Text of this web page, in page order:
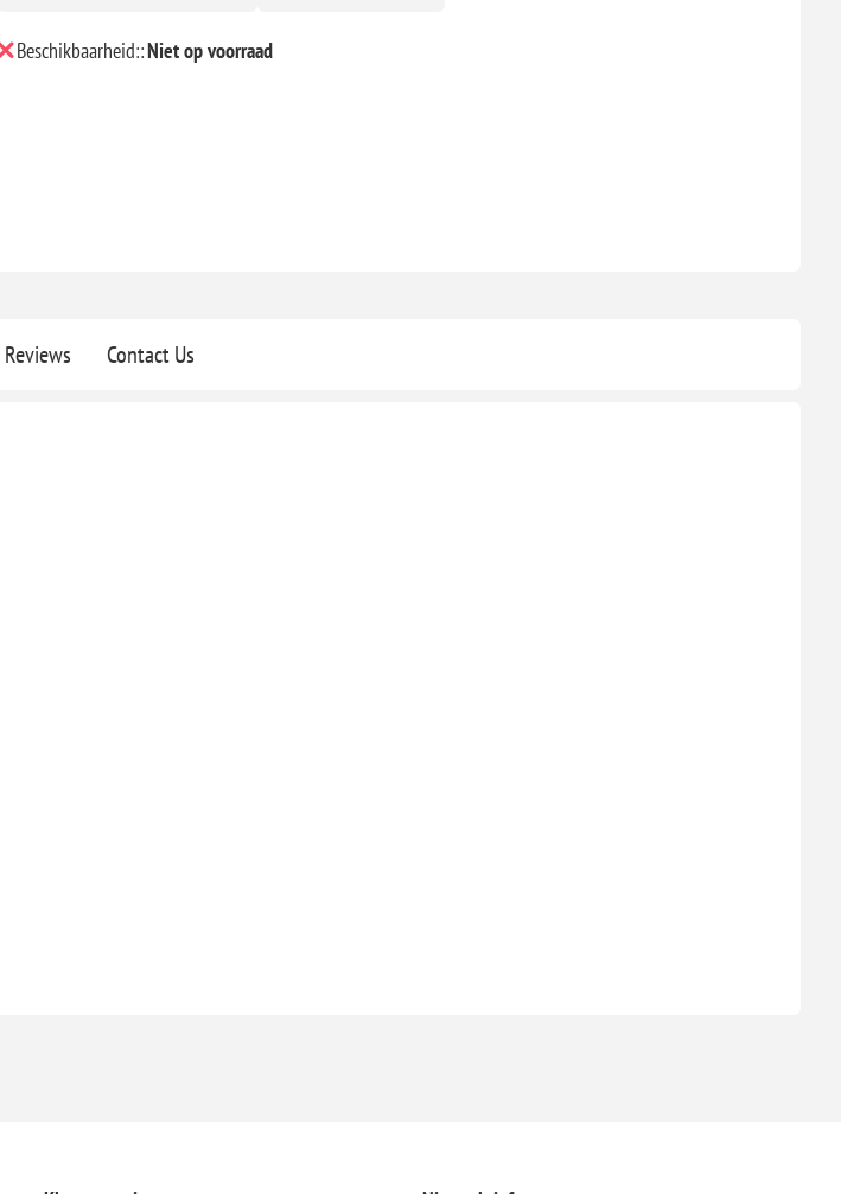
Beschikbaarheid::Niet op voorraad
Reviews Contact Us